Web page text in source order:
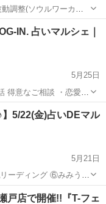
調整(ソウルワーカー
マルシェ
IN. 占いマルシェ｜
5月25日
愛
Bar
】5/22(金)占いDEマル
5月21日
リーディング ⑥みみうさ
ェ
戸店で開催!!『T-フェ